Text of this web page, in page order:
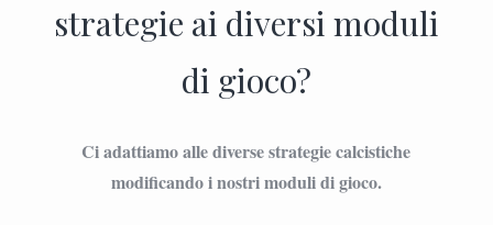
strategie ai diversi moduli
di gioco?
Ci adattiamo alle diverse strategie calcistiche
modificando i nostri moduli di gioco.